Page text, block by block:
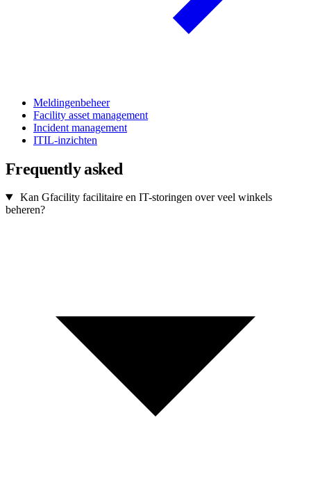
Meldingenbeheer
Facility asset management
Incident management
ITIL-inzichten
Frequently asked
Kan Gfacility facilitaire en IT-storingen over veel winkels
beheren?